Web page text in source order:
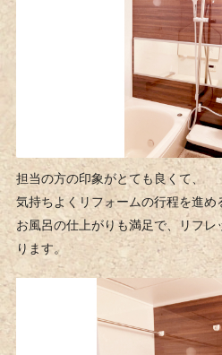
担当の方の印象がとても良くて、
気持ちよくリフォームの行程を進め
お風呂の仕上がりも満足で、リフ
ります。